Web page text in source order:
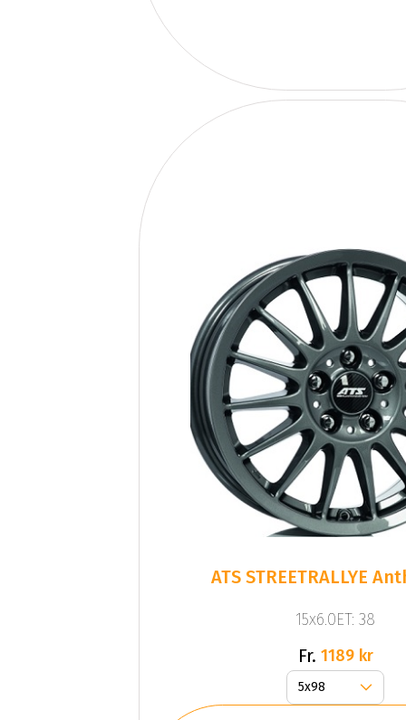
ATS STREETRALLYE
15x6.0ET: 38
Fr. 1189 kr